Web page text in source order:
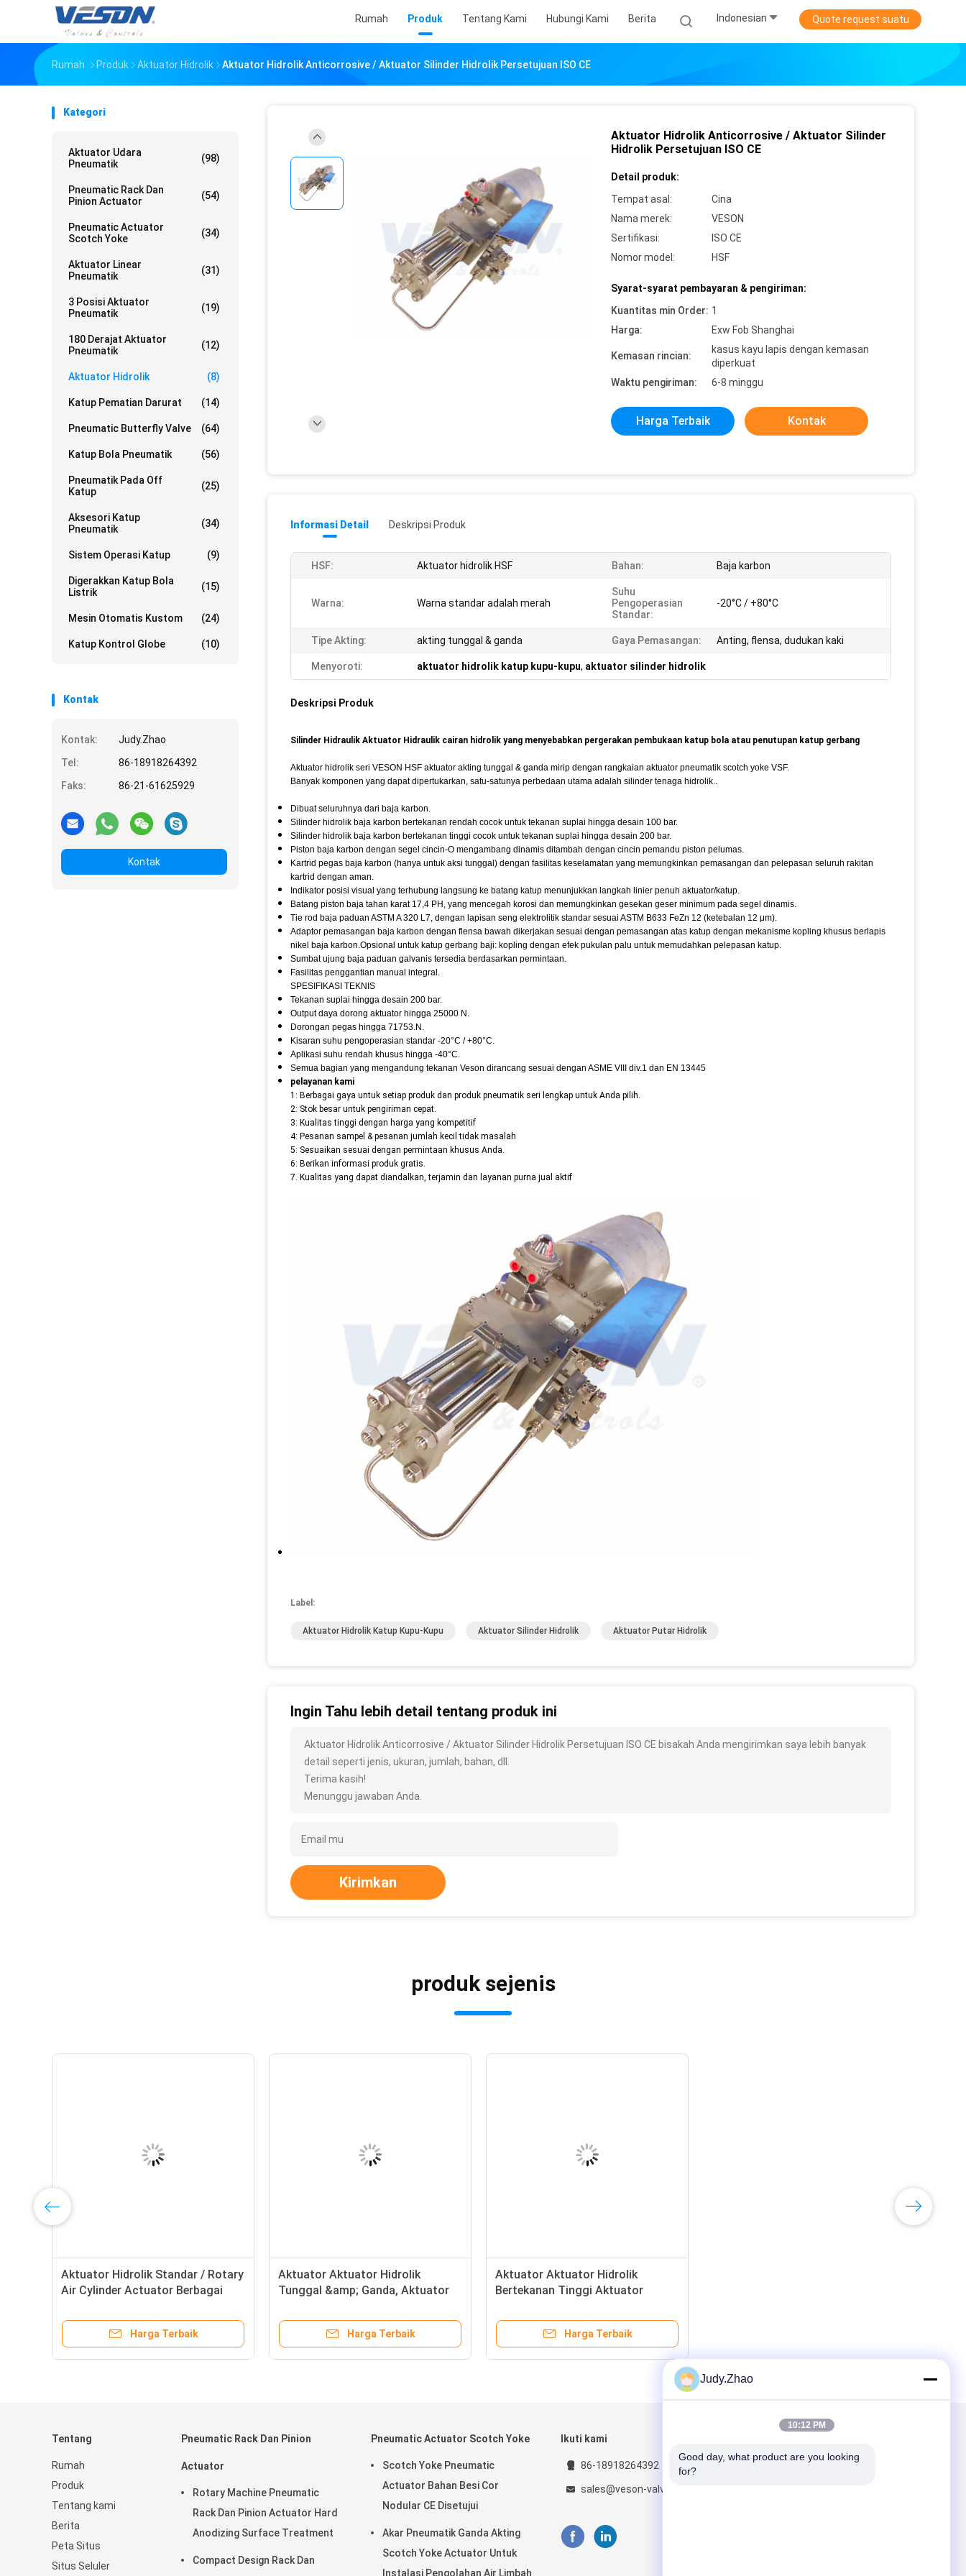
Rumah Produk Tentang Kami Hubungi Kami Berita Indonesian Quote request suatu
Rumah Produk Aktuator Hidrolik Aktuator Hidrolik Anticorrosive / Aktuator Silinder Hidrolik Persetujuan ISO CE
Kategori
Aktuator Udara
Pneumatik
(98)
Pneumatic Rack Dan
Pinion Actuator
(54)
Pneumatic Actuator
Scotch Yoke
(34)
Aktuator Linear
Pneumatik
(31)
3 Posisi Aktuator
Pneumatik
(19)
180 Derajat Aktuator
Pneumatik
(12)
Aktuator Hidrolik (8)
Katup Pematian Darurat (14)
Pneumatic Butterfly Valve (64)
Katup Bola Pneumatik (56)
Pneumatik Pada Off
Katup
(25)
Aksesori Katup
Pneumatik
(34)
Sistem Operasi Katup (9)
Digerakkan Katup Bola
Listrik
(15)
Mesin Otomatis Kustom (24)
Katup Kontrol Globe (10)
Kontak
Kontak:
Judy.Zhao
Tel:
86-18918264392
Faks:
86-21-61625929
Kontak
Aktuator Hidrolik Anticorrosive / Aktuator Silinder
Hidrolik Persetujuan ISO CE
Detail produk:
Tempat asal:
Cina
Nama merek:
VESON
Sertifikasi:
ISO CE
Nomor model:
HSF
Syarat-syarat pembayaran & pengiriman:
Kuantitas min Order: 1
Harga:
Exw Fob Shanghai
Kemasan rincian:
kasus kayu lapis dengan kemasan
diperkuat
Waktu pengiriman:
6-8 minggu
Harga Terbaik Kontak
Informasi Detail Deskripsi Produk
HSF: Aktuator hidrolik HSF Bahan: Baja karbon
Warna: Warna standar adalah merah
Suhu
Pengoperasian
Standar:
-20°C / +80°C
Tipe Akting: akting tunggal & ganda Gaya Pemasangan: Anting, flensa, dudukan kaki
Menyoroti: aktuator hidrolik katup kupu-kupu, aktuator silinder hidrolik
Deskripsi Produk
Silinder Hidraulik Aktuator Hidraulik cairan hidrolik yang menyebabkan pergerakan pembukaan katup bola atau penutupan katup gerbang
Aktuator hidrolik seri VESON HSF aktuator akting tunggal & ganda mirip dengan rangkaian aktuator pneumatik scotch yoke VSF.
Banyak komponen yang dapat dipertukarkan, satu-satunya perbedaan utama adalah silinder tenaga hidrolik..
Dibuat seluruhnya dari baja karbon.
Silinder hidrolik baja karbon bertekanan rendah cocok untuk tekanan suplai hingga desain 100 bar.
Silinder hidrolik baja karbon bertekanan tinggi cocok untuk tekanan suplai hingga desain 200 bar.
Piston baja karbon dengan segel cincin-O mengambang dinamis ditambah dengan cincin pemandu piston pelumas.
Kartrid pegas baja karbon (hanya untuk aksi tunggal) dengan fasilitas keselamatan yang memungkinkan pemasangan dan pelepasan seluruh rakitan
kartrid dengan aman.
Indikator posisi visual yang terhubung langsung ke batang katup menunjukkan langkah linier penuh aktuator/katup.
Batang piston baja tahan karat 17,4 PH, yang mencegah korosi dan memungkinkan gesekan geser minimum pada segel dinamis.
Tie rod baja paduan ASTM A 320 L7, dengan lapisan seng elektrolitik standar sesuai ASTM B633 FeZn 12 (ketebalan 12 μm).
Adaptor pemasangan baja karbon dengan flensa bawah dikerjakan sesuai dengan pemasangan atas katup dengan mekanisme kopling khusus berlapis
nikel baja karbon.Opsional untuk katup gerbang baji: kopling dengan efek pukulan palu untuk memudahkan pelepasan katup.
Sumbat ujung baja paduan galvanis tersedia berdasarkan permintaan.
Fasilitas penggantian manual integral.
SPESIFIKASI TEKNIS
Tekanan suplai hingga desain 200 bar.
Output daya dorong aktuator hingga 25000 N.
Dorongan pegas hingga 71753.N.
Kisaran suhu pengoperasian standar -20°C / +80°C.
Aplikasi suhu rendah khusus hingga -40°C.
Semua bagian yang mengandung tekanan Veson dirancang sesuai dengan ASME VIII div.1 dan EN 13445
pelayanan kami
1: Berbagai gaya untuk setiap produk dan produk pneumatik seri lengkap untuk Anda pilih.
2: Stok besar untuk pengiriman cepat.
3: Kualitas tinggi dengan harga yang kompetitif
4: Pesanan sampel & pesanan jumlah kecil tidak masalah
5: Sesuaikan sesuai dengan permintaan khusus Anda.
6: Berikan informasi produk gratis.
7. Kualitas yang dapat diandalkan, terjamin dan layanan purna jual aktif
Label:
Aktuator Hidrolik Katup Kupu-Kupu Aktuator Silinder Hidrolik Aktuator Putar Hidrolik
Ingin Tahu lebih detail tentang produk ini
Aktuator Hidrolik Anticorrosive / Aktuator Silinder Hidrolik Persetujuan ISO CE bisakah Anda mengirimkan saya lebih banyak
detail seperti jenis, ukuran, jumlah, bahan, dll.
Terima kasih!
Menunggu jawaban Anda.
Kirimkan
produk sejenis
Aktuator Hidrolik Standar / Rotary
Air Cylinder Actuator Berbagai
Harga Terbaik
Aktuator Aktuator Hidrolik
Tunggal &amp; Ganda, Aktuator
Harga Terbaik
Aktuator Aktuator Hidrolik
Bertekanan Tinggi Aktuator
Harga Terbaik
Tentang
Rumah
Produk
Tentang kami
Berita
Peta Situs
Situs Seluler
Pneumatic Rack Dan Pinion
Actuator
Rotary Machine Pneumatic
Rack Dan Pinion Actuator Hard
Anodizing Surface Treatment
Compact Design Rack Dan
Pneumatic Actuator Scotch Yoke
Scotch Yoke Pneumatic
Actuator Bahan Besi Cor
Nodular CE Disetujui
Akar Pneumatik Ganda Akting
Scotch Yoke Actuator Untuk
Instalasi Pengolahan Air Limbah
Ikuti kami
86-18918264392
sales@veson-valve.com
Judy.Zhao
10:12 PM
Good day, what product are you looking
for?